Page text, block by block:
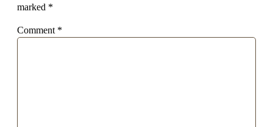
marked *
Comment *